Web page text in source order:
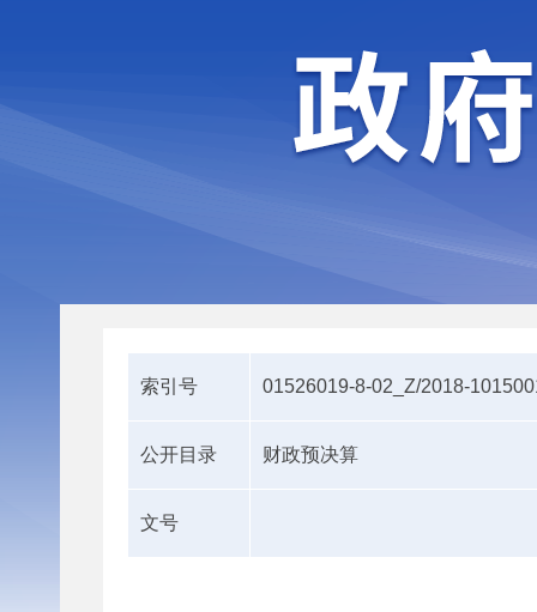
索引号 01526019-8-02_Z/2018-
公开目录 财政预决算
文号